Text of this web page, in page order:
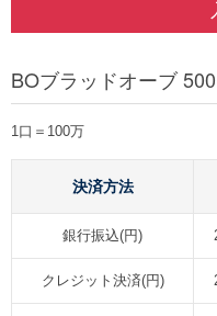
BOブラッドオーブ 500
1口＝100万
決済方法
銀行振込(円)
クレジット決済(円)